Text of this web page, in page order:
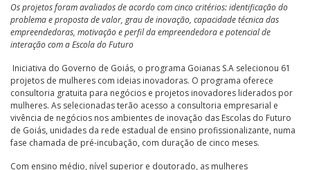
Os projetos foram avaliados de acordo com cinco critérios: identificação do
problema e proposta de valor, grau de inovação, capacidade técnica das
empreendedoras, motivação e perfil da empreendedora e potencial de
interação com a Escola do Futuro
Iniciativa do Governo de Goiás, o programa Goianas S.A selecionou 61
projetos de mulheres com ideias inovadoras. O programa oferece
consultoria gratuita para negócios e projetos inovadores liderados por
mulheres. As selecionadas terão acesso a consultoria empresarial e
vivência de negócios nos ambientes de inovação das Escolas do Futuro
de Goiás, unidades da rede estadual de ensino profissionalizante, numa
fase chamada de pré-incubação, com duração de cinco meses.
Com ensino médio, nível superior e doutorado, as mulheres